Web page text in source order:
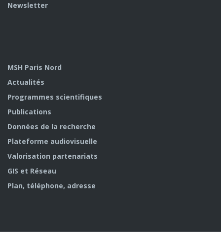
Newsletter
MSH Paris Nord
Actualités
Programmes scientifiques
Publications
Données de la recherche
Plateforme audiovisuelle
Valorisation partenariats
GIS et Réseau
Plan, téléphone, adresse